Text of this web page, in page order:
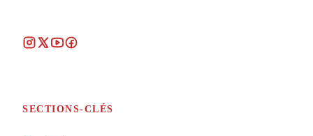
SECTIONS-CLÉS